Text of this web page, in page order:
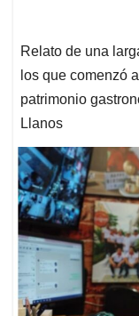
Relato de una
los que comenzó
patrimonio
Llanos